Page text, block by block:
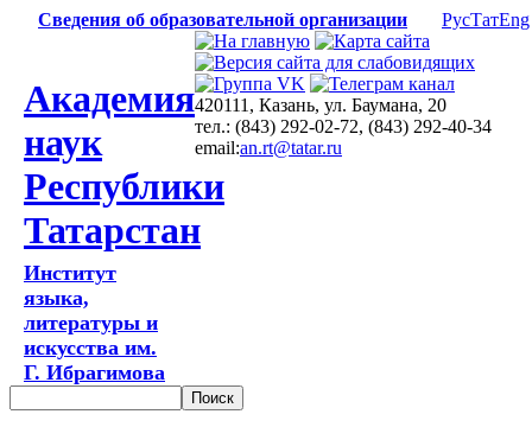
Сведения об образовательной организации РусТатEng
Академия
наук
Республики
Татарстан
Институт
языка,
литературы и
искусства им.
Г. Ибрагимова
420111, Казань, ул. Баумана, 20
тел.: (843) 292-02-72, (843) 292-40-34
email:an.rt@tatar.ru